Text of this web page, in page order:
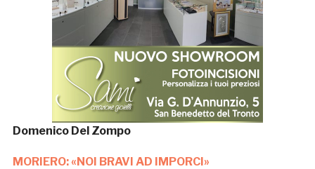
Domenico Del Zompo
MORIERO: «NOI BRAVI AD IMPORCI»